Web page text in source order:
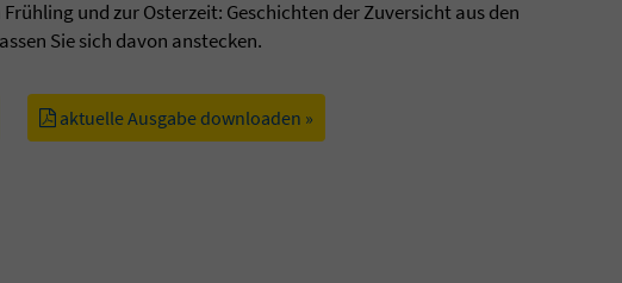
Frühling und zur Osterzeit: Geschichten der Zuversicht aus den
Sie sich davon anstecken.
aktuelle Ausgabe downloaden »